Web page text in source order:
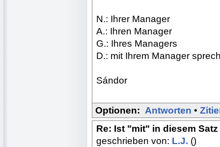
N.: Ihrer Manager
A.: Ihren Manager
G.: Ihres Managers
D.: mit Ihrem Manager
Sándor
Optionen: Antworten •
Re: Ist "mit" in diesem
geschrieben von: L.J. ()